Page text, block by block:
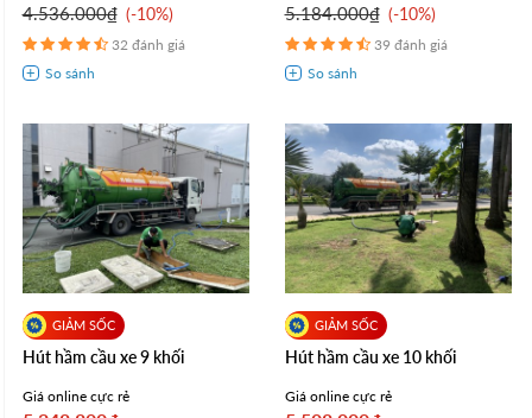
4.536.000₫ -10%
32 đánh giá
5.184.000₫ -10%
39 đánh giá
Hút hầm cầu xe 9 khối
Giá online cực rẻ
Hút hầm cầu xe 10 khối
Giá online cực rẻ